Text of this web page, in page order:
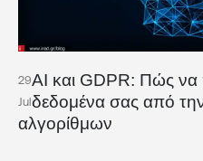
29
Jul
AI και GDPR: Πώς να
δεδομένα σας από
αλγορίθμων